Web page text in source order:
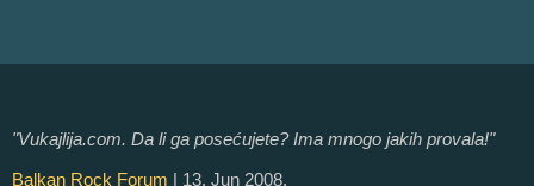
"Vukajlija.com. Da li ga posećujete? Ima mnogo jakih provala!"
Balkan Rock Forum | 13. Jun 2008.